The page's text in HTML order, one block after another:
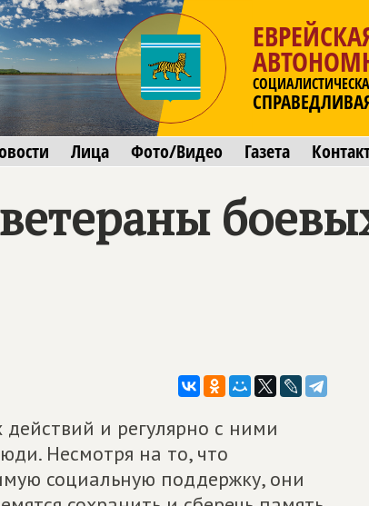
Лица Фото/Видео Газета
и регулярно с ними
Несмотря на то, что
социальную поддержку, они